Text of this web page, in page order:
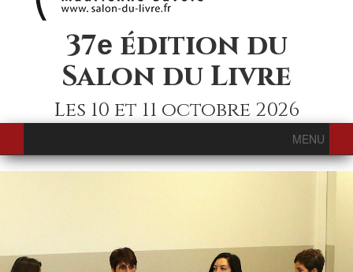
37e édition du
Salon du Livre
Les 10 et 11 octobre 2026
MENU